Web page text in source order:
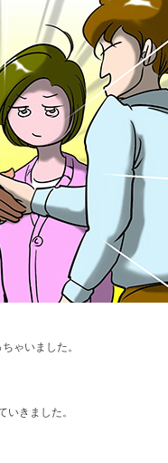
ゃいました。
いきました。